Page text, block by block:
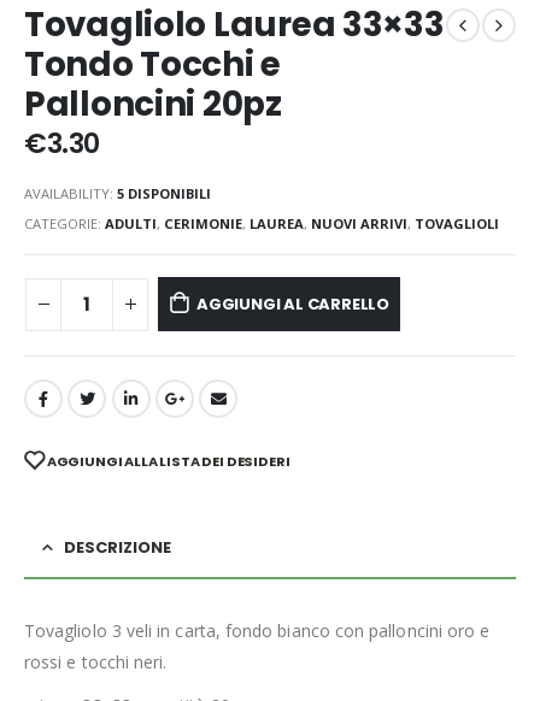
Tovagliolo Laurea 33×33
Tondo Tocchi e
Palloncini 20pz
€3.30
AVAILABILITY: 5 DISPONIBILI
CATEGORIE: ADULTI, CERIMONIE, LAUREA, NUOVI ARRIVI, TOVAGLIOLI
AGGIUNGI AL CARRELLO
AGGIUNGI ALLA LISTA DEI DESIDERI
DESCRIZIONE
Tovagliolo 3 veli in carta, fondo bianco con palloncini oro e
rossi e tocchi neri.